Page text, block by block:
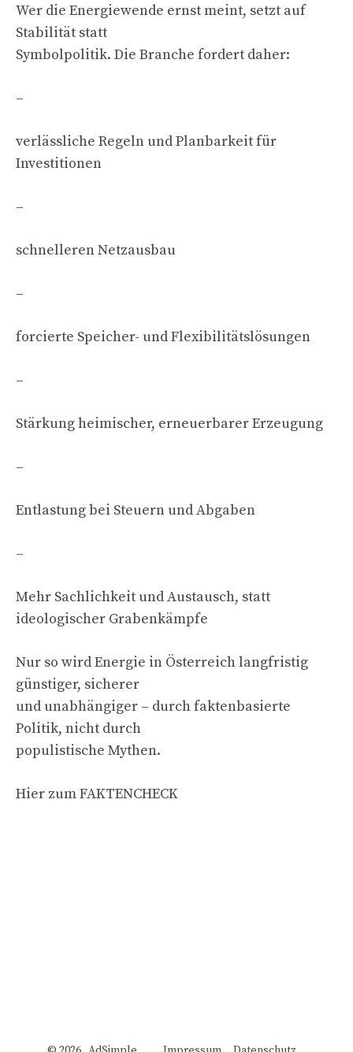
Wer die Energiewende ernst meint, setzt auf
Stabilität statt
Symbolpolitik. Die Branche fordert daher:
–
verlässliche Regeln und Planbarkeit für
Investitionen
–
schnelleren Netzausbau
–
forcierte Speicher- und Flexibilitätslösungen
–
Stärkung heimischer, erneuerbarer Erzeugung
–
Entlastung bei Steuern und Abgaben
–
Mehr Sachlichkeit und Austausch, statt
ideologischer Grabenkämpfe
Nur so wird Energie in Österreich langfristig
günstiger, sicherer
und unabhängiger – durch faktenbasierte
Politik, nicht durch
populistische Mythen.
Hier zum FAKTENCHECK